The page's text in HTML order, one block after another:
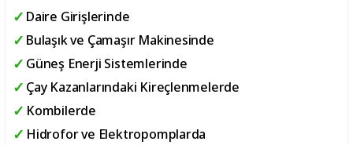
Daire Girişlerinde
Bulaşık ve Çamaşır Makinesinde
Güneş Enerji Sistemlerinde
Çay Kazanlarındaki Kireçlenmelerde
Kombilerde
Hidrofor ve Elektropomplarda